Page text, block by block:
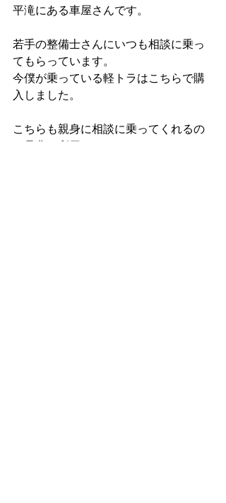
平滝にある車屋さんです。
若手の整備士さんにいつも相談に乗っ
てもらっています。
今僕が乗っている軽トラはこちらで購
入しました。
こちらも親身に相談に乗ってくれるの